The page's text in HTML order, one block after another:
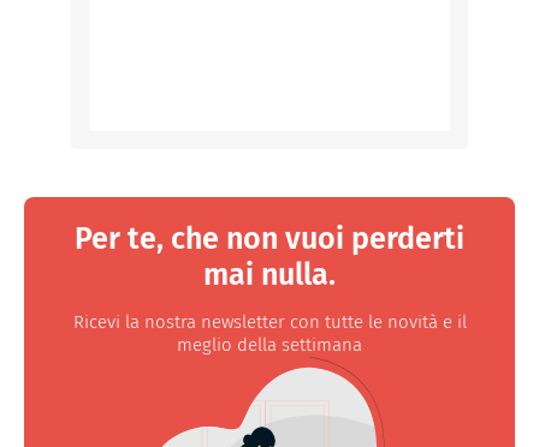
Per te, che non vuoi perderti
mai nulla.
Ricevi la nostra newsletter con tutte le novità e il
meglio della settimana